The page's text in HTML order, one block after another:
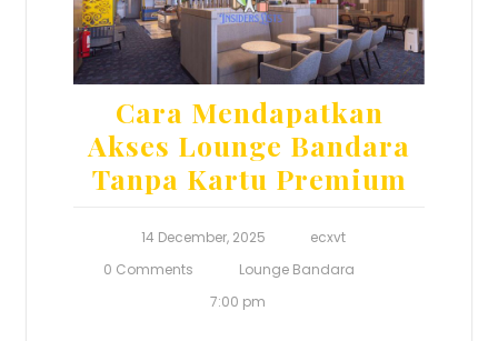
Cara Mendapatkan
Akses Lounge Bandara
Tanpa Kartu Premium
14 December, 2025
ecxvt
0 Comments
Lounge Bandara
7:00 pm